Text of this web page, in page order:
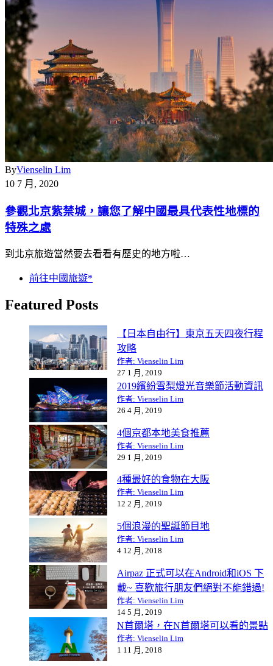
ByVienselin Lim
10 7 月, 2020
參觀北京紫禁城，讓您了解中國最具代表性地標的
特殊之處
到北京旅遊當然要去看看有歷史的地方啦…
前往中國旅遊*
Featured Posts
【日本自由行】東京五天四夜行程
攻略
作者: Vienselin Lim
27 1 月, 2019
2019繽紛雪梨燈光音樂節活動資訊
作者: Vienselin Lim
26 4 月, 2019
4個京都本地美食推薦
作者: Vienselin Lim
29 1 月, 2019
4種最好的食物在大阪
作者: Vienselin Lim
12 2 月, 2019
5個浪漫的聖誕節目地
作者: Vienselin Lim
4 12 月, 2018
Airpaz 正式可以在Android和iOS 下
載~ 喜歡旅行朋友們絕對不能錯過!
作者: Vienselin Lim
14 5 月, 2019
N首爾塔，在N首爾塔可以看的景點
作者: Vienselin Lim
1 11 月, 2018